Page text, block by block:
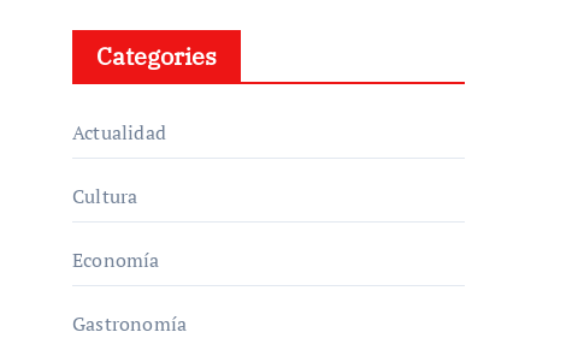
Categories
Actualidad
Cultura
Economía
Gastronomía